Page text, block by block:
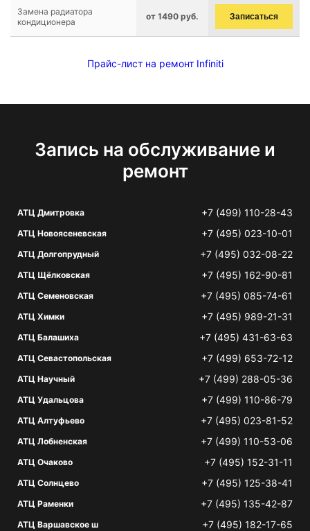
Замена радиатора
кондиционера
от 1490 руб. Записаться
Прайс-лист на ремонт Infiniti
Запись на обслуживание и
ремонт
АТЦ Дмитровка +7 (499) 110-28-43
АТЦ Новоясеневская +7 (495) 023-10-01
АТЦ Долгопрудный +7 (495) 032-08-22
АТЦ Щёлковская +7 (495) 162-90-81
АТЦ Семеновская +7 (495) 085-74-61
АТЦ Химки +7 (495) 989-21-31
АТЦ Балашиха +7 (495) 431-63-63
АТЦ Севастопольская +7 (499) 653-72-12
АТЦ Научный +7 (499) 288-05-36
АТЦ Удальцова +7 (499) 110-86-79
АТЦ Алтуфьево +7 (495) 023-81-52
АТЦ Лобненская +7 (499) 110-53-06
АТЦ Очаково +7 (495) 152-31-11
АТЦ Солнцево +7 (495) 125-38-41
АТЦ Раменки +7 (495) 135-42-87
АТЦ Варшавское ш +7 (495) 182-17-65